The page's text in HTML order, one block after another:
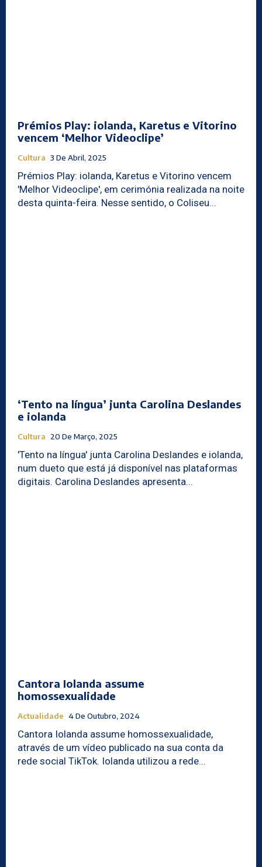
Prémios Play: iolanda, Karetus e Vitorino
vencem ‘Melhor Videoclipe’
Cultura 3 De Abril, 2025
Prémios Play: iolanda, Karetus e Vitorino vencem
'Melhor Videoclipe', em cerimónia realizada na noite
desta quinta-feira. Nesse sentido, o Coliseu...
‘Tento na língua’ junta Carolina Deslandes
e iolanda
Cultura 20 De Março, 2025
'Tento na língua' junta Carolina Deslandes e iolanda,
num dueto que está já disponível nas plataformas
digitais. Carolina Deslandes apresenta...
Cantora Iolanda assume
homossexualidade
Actualidade 4 De Outubro, 2024
Cantora Iolanda assume homossexualidade,
através de um vídeo publicado na sua conta da
rede social TikTok. Iolanda utilizou a rede...